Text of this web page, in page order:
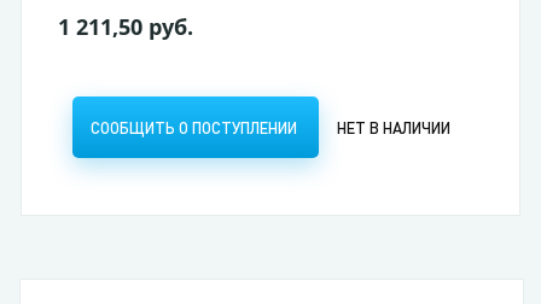
1 211,50 руб.
СООБЩИТЬ О ПОСТУПЛЕНИИ НЕТ В НАЛИЧИИ